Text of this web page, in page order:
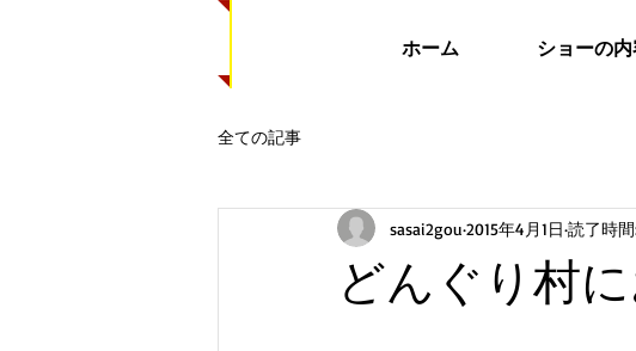
ホーム ショーの
全ての記事
どんぐり村
sasai2gou 2015年4月1日 読了時間